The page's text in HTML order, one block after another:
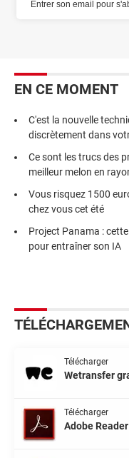
EN CE MOMENT
C'est la nouvelle
discrètement dans
Ce sont les trucs des
meilleur melon en
Vous risquez 1500
chez vous cet été
Project Panama :
pour entraîner son IA
Télécharger
Wetransfer
Télécharger
Adobe Reader